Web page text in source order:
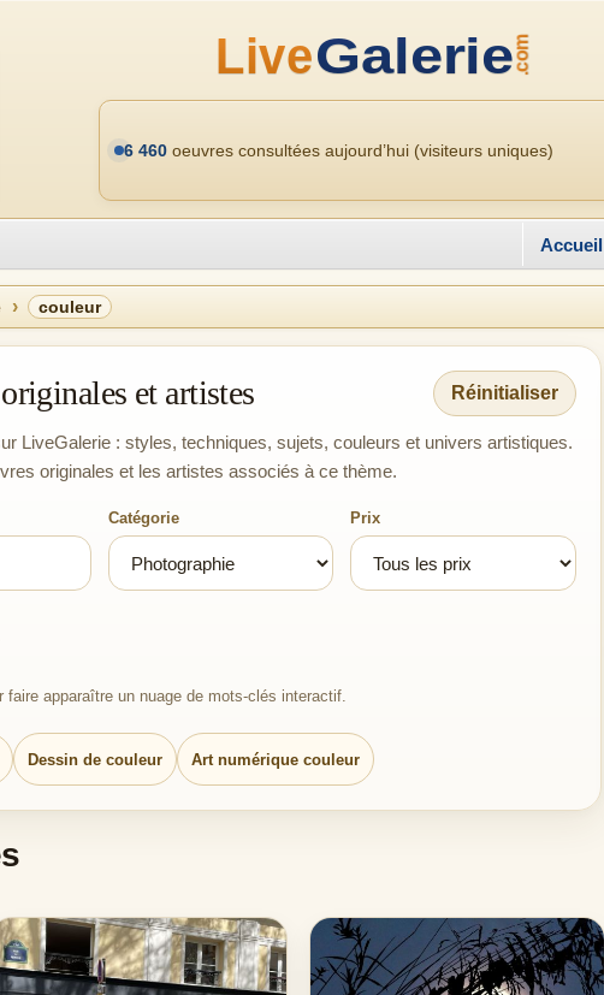
6 460 oeuvres consultées aujourd’hui (visiteurs uniques)
Accueil
couleur
et artistes Réinitialiser
LiveGalerie : styles, techniques, sujets, couleurs et univers artistiques.
originales et les artistes associés à ce thème.
Catégorie Prix
apparaître un nuage de mots-clés interactif.
Dessin de couleur Art numérique couleur